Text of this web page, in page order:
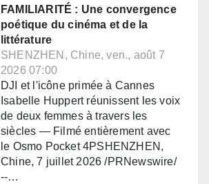
FAMILIARITÉ : Une convergence
poétique du cinéma et de la
littérature
SHENZHEN, Chine, ven., août 7
2026 07:00
DJI et l'icône primée à Cannes
Isabelle Huppert réunissent les voix
de deux femmes à travers les
siècles — Filmé entièrement avec
le Osmo Pocket 4PSHENZHEN,
Chine, 7 juillet 2026 /PRNewswire/
--…